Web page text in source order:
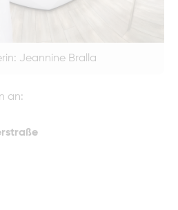
Jeannine Bralla
an: